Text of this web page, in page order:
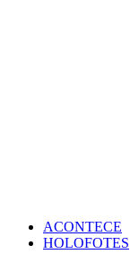
ACONTECE
HOLOFOTES